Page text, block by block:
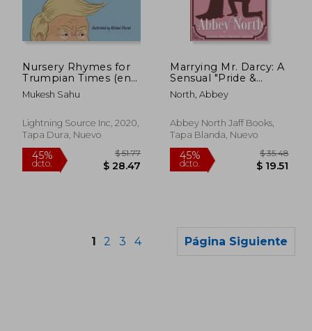
$ 27.15 $
Nursery Rhymes for
Trumpian Times (en
Inglés)
Mukesh Sahu
Lightning Source Inc, 2020,
Tapa Dura, Nuevo
Marrying Mr. Darcy: A
Sensual "Pride &
Prejudice" Variation
(en Inglés)
North, Abbey
Abbey North Jaff Books,
Tapa Blanda, Nuevo
1 2 3 4 Página Siguiente